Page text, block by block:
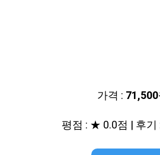
가격 :
평점 : ★ 0.0점 | 후기